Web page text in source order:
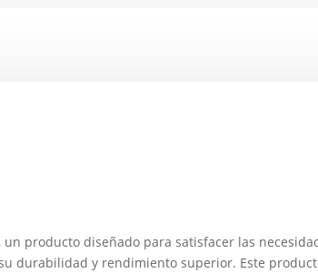
un producto diseñado para satisfacer las
durabilidad y rendimiento superior. Este